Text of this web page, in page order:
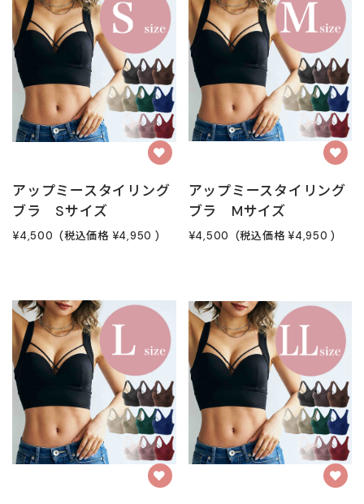
アップミースタイリング
ブラ Sサイズ
¥4,500 (税込価格 ¥4,950 )
アップミースタイリング
ブラ Mサイズ
¥4,500 (税込価格 ¥4,950 )